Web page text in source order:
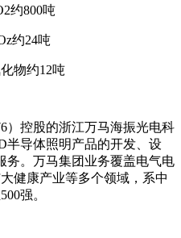
约800吨
约24吨
物约12吨
）控股的浙江万马海振光电科
半导体照明产品的开发、设
务。万马集团业务覆盖电气电
健康产业等多个领域，系中
强。